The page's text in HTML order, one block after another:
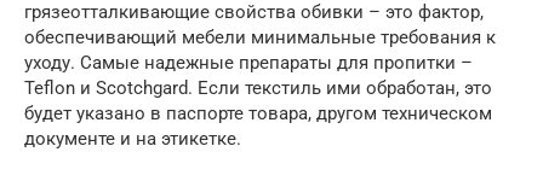
грязеотталкивающие свойства обивки – это фактор,
обеспечивающий мебели минимальные требования к
уходу. Самые надежные препараты для пропитки –
Teflon и Scotchgard. Если текстиль ими обработан, это
будет указано в паспорте товара, другом техническом
документе и на этикетке.